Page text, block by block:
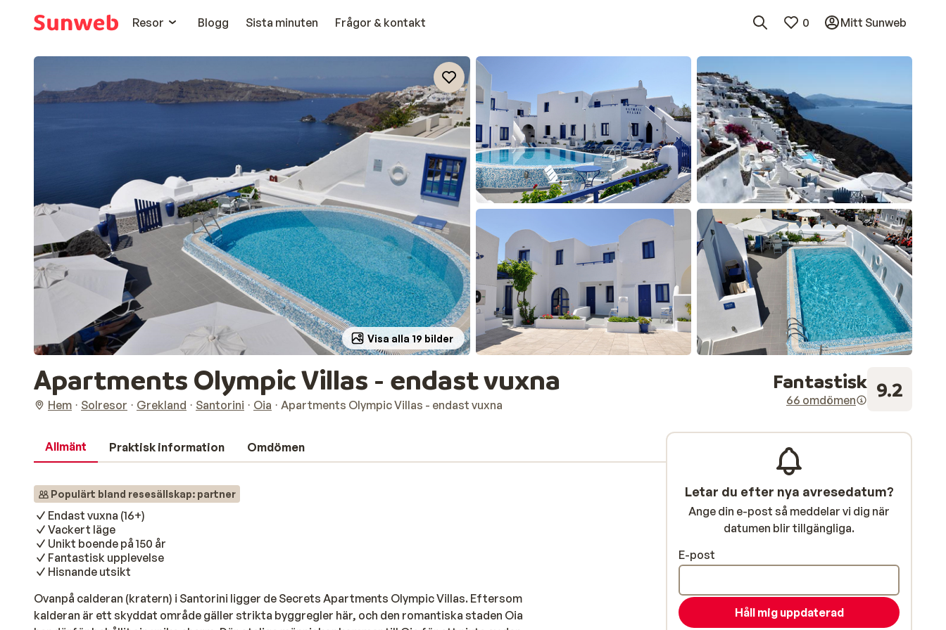
Resor
Blogg Sista minuten Frågor & kontakt 0 Mitt Sunweb
Visa alla 19 bilder
Apartments Olympic Villas - endast vuxna
Hem Solresor Grekland Santorini Oia Apartments Olympic Villas - endast vuxna
Fantastisk
66 omdömen 9.2
Allmänt Praktisk information Omdömen
Populärt bland resesällskap: partner
Endast vuxna (16+)
Vackert läge
Unikt boende på 150 år
Fantastisk upplevelse
Hisnande utsikt
Ovanpå calderan (kratern) i Santorini ligger de Secrets Apartments Olympic Villas. Eftersom
kalderan är ett skyddat område gäller strikta byggregler här, och den romantiska staden Oia
Letar du efter nya avresedatum?
Ange din e-post så meddelar vi dig när
datumen blir tillgängliga.
E-post
Håll mig uppdaterad